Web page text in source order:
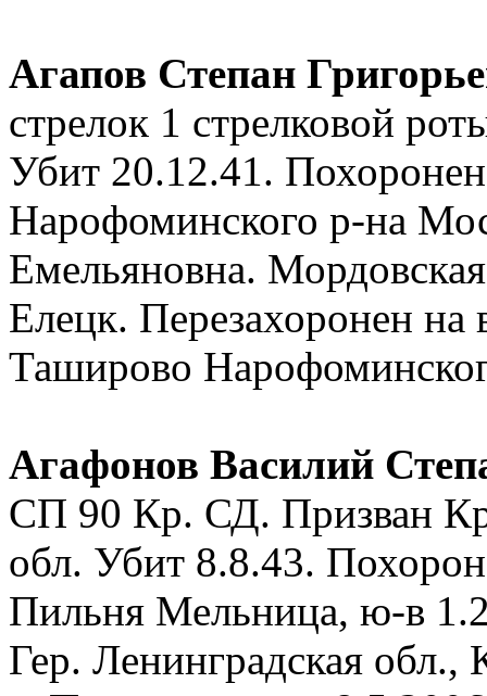
Агапов Степан
стрелок 1 стрелковой
Убит 20.12.41.
Нарофоминского р-на
Емельяновна.
Елецк. Перезахоронен
Таширово
Агафонов Василий
СП 90 Кр. СД. Призван
обл. Убит 8.8.43.
Пильня Мельница, ю-в
Гер. Ленинградская